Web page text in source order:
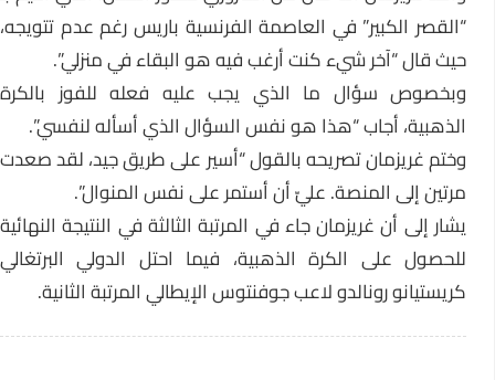
“القصر الكبير” في العاصمة الفرنسية باريس رغم عدم تتويجه،
حيث قال “آخر شيء كنت أرغب فيه هو البقاء في منزلي”.
وبخصوص سؤال ما الذي يجب عليه فعله للفوز بالكرة
الذهبية، أجاب “هذا هو نفس السؤال الذي أسأله لنفسي”.
وختم غريزمان تصريحه بالقول “أسير على طريق جيد، لقد صعدت
مرتين إلى المنصة. عليّ أن أستمر على نفس المنوال”.
يشار إلى أن غريزمان جاء في المرتبة الثالثة في النتيجة النهائية
للحصول على الكرة الذهبية، فيما احتل الدولي البرتغالي
كريستيانو رونالدو لاعب جوفنتوس الإيطالي المرتبة الثانية.